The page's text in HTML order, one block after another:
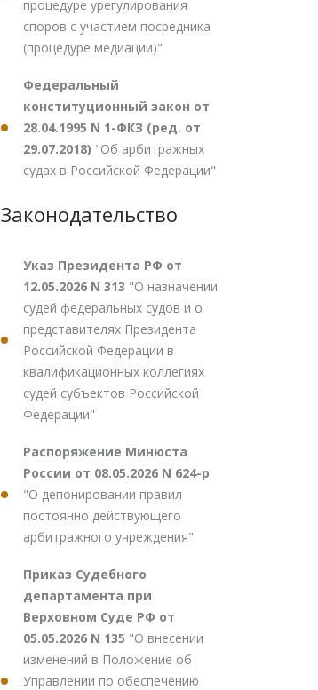
процедуре урегулирования
споров с участием посредника
(процедуре медиации)"
Федеральный
конституционный закон от
28.04.1995 N 1-ФКЗ (ред. от
29.07.2018) "Об арбитражных
судах в Российской Федерации"
Законодательство
Указ Президента РФ от
12.05.2026 N 313 "О назначении
судей федеральных судов и о
представителях Президента
Российской Федерации в
квалификационных коллегиях
судей субъектов Российской
Федерации"
Распоряжение Минюста
России от 08.05.2026 N 624-р
"О депонировании правил
постоянно действующего
арбитражного учреждения"
Приказ Судебного
департамента при
Верховном Суде РФ от
05.05.2026 N 135 "О внесении
изменений в Положение об
Управлении по обеспечению